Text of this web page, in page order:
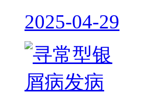
2025-04-29